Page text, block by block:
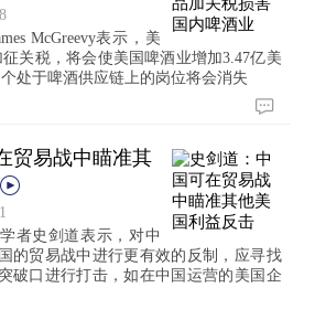
McGreevy表示，美
征关税，将会使美国啤酒业增加3.47亿美
处于啤酒供应链上的岗位将会消失
贸易战中瞄准其
者史剑道表示，对中
的贸易战中进行更有效的反制，应寻找
破口进行打击，如在中国运营的美国企